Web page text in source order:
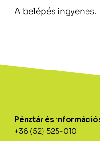
Pénztár és információ:
+36 (52) 525-010
A belépés ingyenes.